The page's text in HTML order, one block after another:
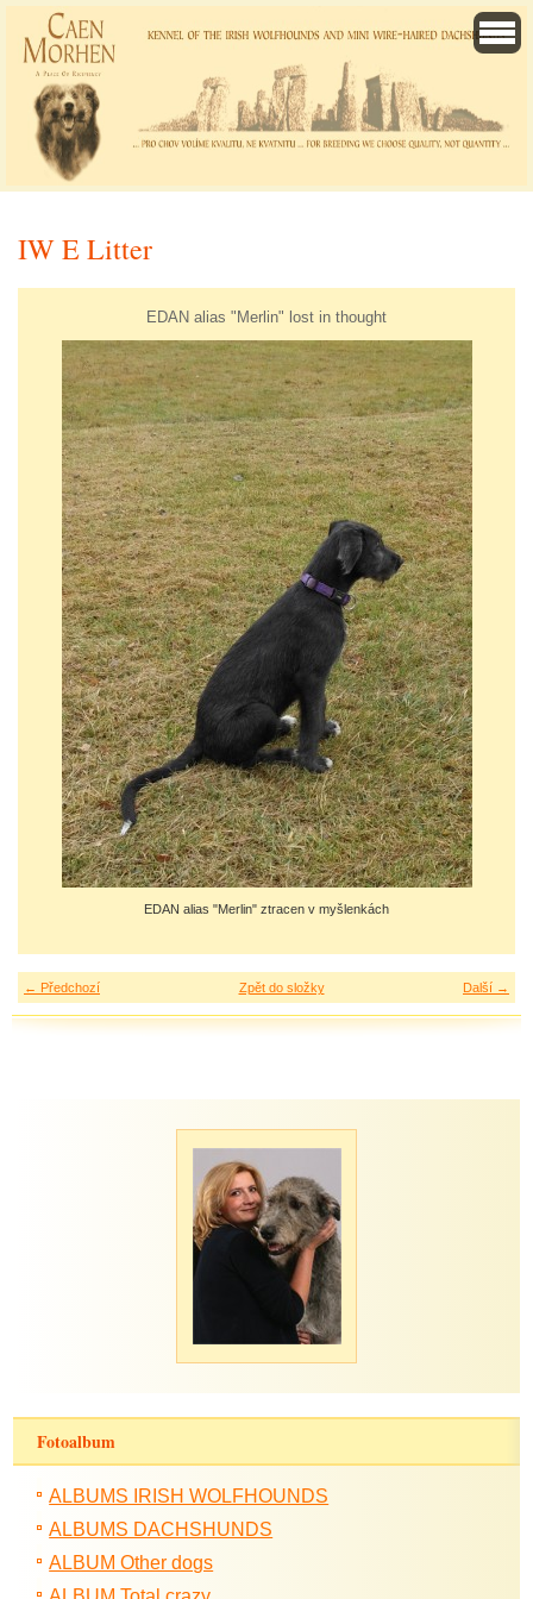
IW E Litter
EDAN alias "Merlin" lost in thought
EDAN alias "Merlin" ztracen v myšlenkách
← Předchozí Další →
Zpět do složky
Fotoalbum
ALBUMS IRISH WOLFHOUNDS
ALBUMS DACHSHUNDS
ALBUM Other dogs